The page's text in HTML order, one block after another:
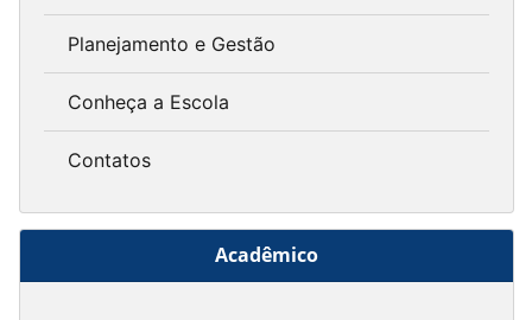
Planejamento e Gestão
Conheça a Escola
Contatos
Acadêmico